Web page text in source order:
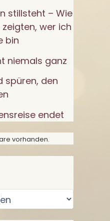
stillsteht – Wie
wer ich
bin
niemals ganz
spüren, den
endet
vorhanden.